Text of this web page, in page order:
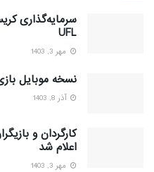
سرمایه‌گذاری
UFL
مهر 3, 1403
نسخه موبایل
آذر 8, 1403
اعلام شد
مهر 3, 1403